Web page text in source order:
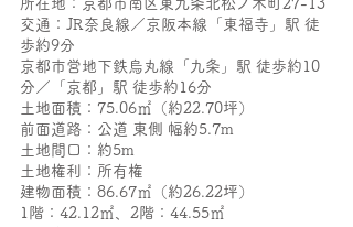
所在地：京都市南区東九条北松ノ木町27-13
交通：JR奈良線／京阪本線「東福寺」駅 徒
歩約9分
京都市営地下鉄烏丸線「九条」駅 徒歩約10
分／「京都」駅 徒歩約16分
土地面積：75.06㎡（約22.70坪）
前面道路：公道 東側 幅約5.7m
土地間口：約5m
土地権利：所有権
建物面積：86.67㎡（約26.22坪）
1階：42.12㎡、2階：44.55㎡